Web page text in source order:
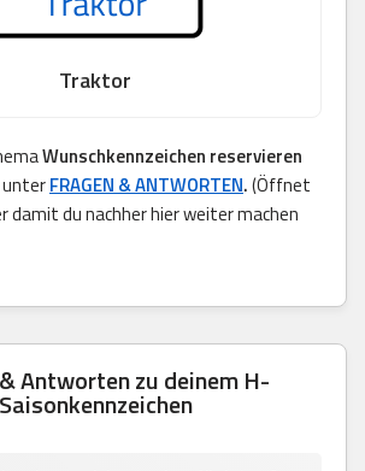
Traktor
Wunschkennzeichen reservieren
FRAGEN & ANTWORTEN.(Öffnet
damit du nachher hier weiter machen
Antworten zu deinem H-
Saisonkennzeichen